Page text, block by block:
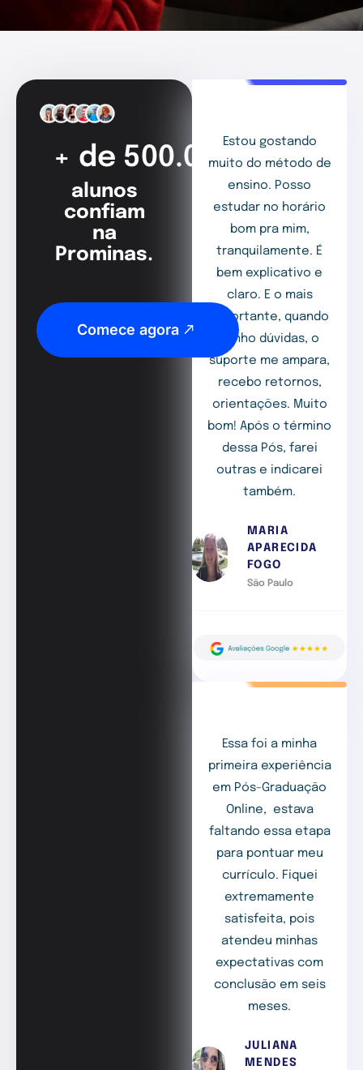
+ de 500.000
alunos
confiam
na
Prominas.
Comece agora
Estou gostando
muito do método de
ensino. Posso
estudar no horário
bom pra mim,
tranquilamente. É
bem explicativo e
claro. E o mais
importante, quando
tenho dúvidas, o
suporte me ampara,
recebo retornos,
orientações. Muito
bom! Após o término
dessa Pós, farei
outras e indicarei
também.
MARIA
APARECIDA
FOGO
São Paulo
Essa foi a minha
primeira experiência
em Pós-Graduação
Online, estava
faltando essa etapa
para pontuar meu
currículo. Fiquei
extremamente
satisfeita, pois
atendeu minhas
expectativas com
conclusão em seis
meses.
JULIANA
MENDES